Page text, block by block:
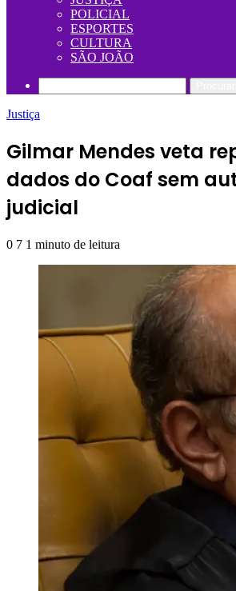
POLICIAL
ESPORTES
CULTURA
SÃO JOÃO
Justiça
Gilmar Mendes veta
dados do Coaf sem
judicial
0 7 1 minuto de leitura